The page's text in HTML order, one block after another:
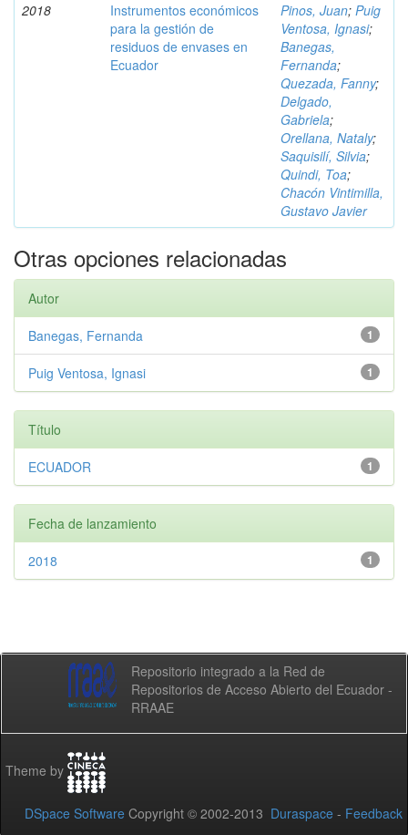
2018
Instrumentos económicos
para la gestión de
residuos de envases en
Ecuador
Pinos, Juan; Puig
Ventosa, Ignasi;
Banegas,
Fernanda;
Quezada, Fanny;
Delgado,
Gabriela;
Orellana, Nataly;
Saquisilí, Silvia;
Quindi, Toa;
Chacón Vintimilla,
Gustavo Javier
Otras opciones relacionadas
Autor
1
Banegas, Fernanda
1
Puig Ventosa, Ignasi
Título
1
ECUADOR
Fecha de lanzamiento
1
2018
Repositorio integrado a la Red de
Repositorios de Acceso Abierto del Ecuador -
RRAAE
Theme by
DSpace Software Copyright © 2002-2013 Duraspace - Feedback